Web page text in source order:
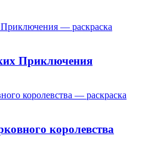
Приключения
королевства